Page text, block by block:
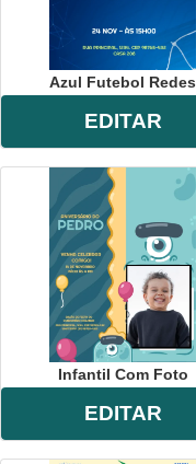
Azul Futebol Redes
EDITAR
Infantil Com Foto
EDITAR